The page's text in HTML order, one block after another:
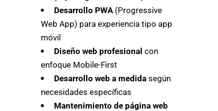
Desarrollo PWA (Progressive
Web App) para experiencia tipo app
móvil
Diseño web profesional con
enfoque Mobile-First
Desarrollo web a medida según
necesidades específicas
Mantenimiento de página web